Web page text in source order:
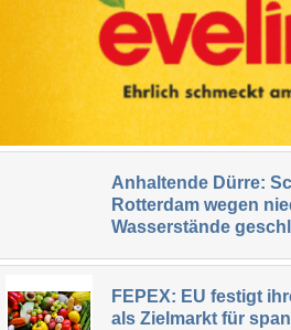
Anhaltende Dürre:
Rotterdam wegen
Wasserstände
FEPEX: EU festigt
als Zielmarkt für